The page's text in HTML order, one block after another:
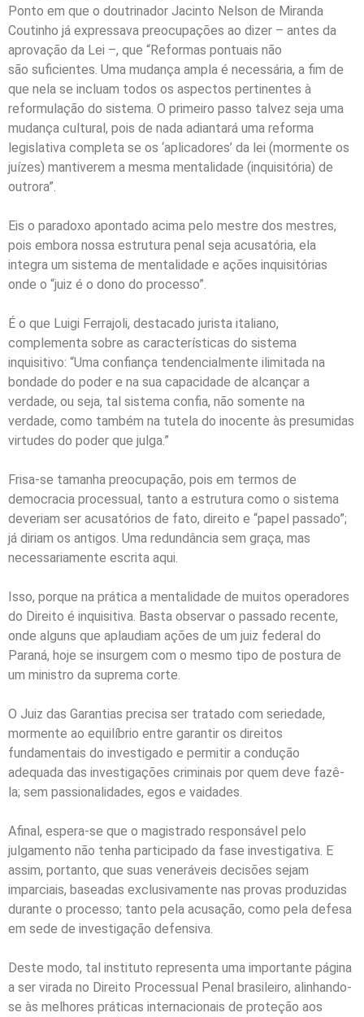
Ponto em que o doutrinador Jacinto Nelson de Miranda
Coutinho já expressava preocupações ao dizer – antes da
aprovação da Lei –, que “Reformas pontuais não
são suficientes. Uma mudança ampla é necessária, a fim de
que nela se incluam todos os aspectos pertinentes à
reformulação do sistema. O primeiro passo talvez seja uma
mudança cultural, pois de nada adiantará uma reforma
legislativa completa se os ‘aplicadores’ da lei (mormente os
juízes) mantiverem a mesma mentalidade (inquisitória) de
outrora”.
Eis o paradoxo apontado acima pelo mestre dos mestres,
pois embora nossa estrutura penal seja acusatória, ela
integra um sistema de mentalidade e ações inquisitórias
onde o “juiz é o dono do processo”.
É o que Luigi Ferrajoli, destacado jurista italiano,
complementa sobre as características do sistema
inquisitivo: “Uma confiança tendencialmente ilimitada na
bondade do poder e na sua capacidade de alcançar a
verdade, ou seja, tal sistema confia, não somente na
verdade, como também na tutela do inocente às presumidas
virtudes do poder que julga.”
Frisa-se tamanha preocupação, pois em termos de
democracia processual, tanto a estrutura como o sistema
deveriam ser acusatórios de fato, direito e “papel passado”;
já diriam os antigos. Uma redundância sem graça, mas
necessariamente escrita aqui.
Isso, porque na prática a mentalidade de muitos operadores
do Direito é inquisitiva. Basta observar o passado recente,
onde alguns que aplaudiam ações de um juiz federal do
Paraná, hoje se insurgem com o mesmo tipo de postura de
um ministro da suprema corte.
O Juiz das Garantias precisa ser tratado com seriedade,
mormente ao equilíbrio entre garantir os direitos
fundamentais do investigado e permitir a condução
adequada das investigações criminais por quem deve fazê-
la; sem passionalidades, egos e vaidades.
Afinal, espera-se que o magistrado responsável pelo
julgamento não tenha participado da fase investigativa. E
assim, portanto, que suas veneráveis decisões sejam
imparciais, baseadas exclusivamente nas provas produzidas
durante o processo; tanto pela acusação, como pela defesa
em sede de investigação defensiva.
Deste modo, tal instituto representa uma importante página
a ser virada no Direito Processual Penal brasileiro, alinhando-
se às melhores práticas internacionais de proteção aos